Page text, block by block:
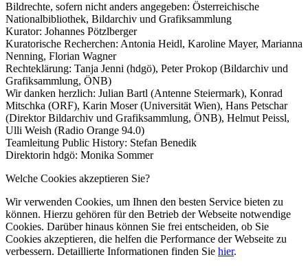
Bildrechte, sofern nicht anders angegeben: Österreichische
Nationalbibliothek, Bildarchiv und Grafiksammlung
Kurator: Johannes Pötzlberger
Kuratorische Recherchen: Antonia Heidl, Karoline Mayer, Marianna
Nenning, Florian Wagner
Rechteklärung: Tanja Jenni (hdgö), Peter Prokop (Bildarchiv und
Grafiksammlung, ÖNB)
Wir danken herzlich: Julian Bartl (Antenne Steiermark), Konrad
Mitschka (ORF), Karin Moser (Universität Wien), Hans Petschar
(Direktor Bildarchiv und Grafiksammlung, ÖNB), Helmut Peissl,
Ulli Weish (Radio Orange 94.0)
Teamleitung Public History: Stefan Benedik
Direktorin hdgö: Monika Sommer
Welche Cookies akzeptieren Sie?
Wir verwenden Cookies, um Ihnen den besten Service bieten zu
können. Hierzu gehören für den Betrieb der Webseite notwendige
Cookies. Darüber hinaus können Sie frei entscheiden, ob Sie
Cookies akzeptieren, die helfen die Performance der Webseite zu
verbessern. Detaillierte Informationen finden Sie hier.